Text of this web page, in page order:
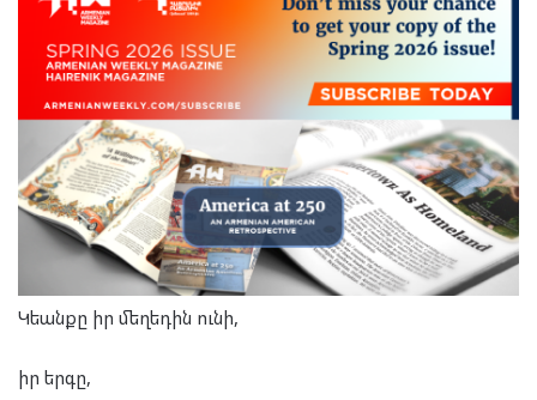
Կեանքը իր մեղեդին ունի,
իր երգը,